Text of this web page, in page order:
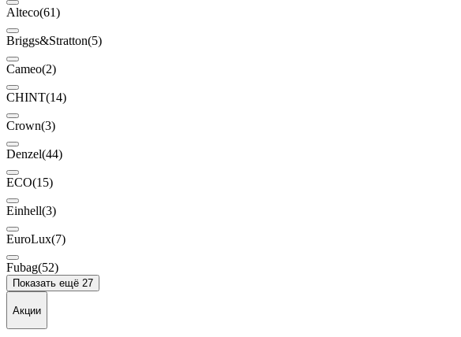
Alteco(61)
Briggs&Stratton(5)
Cameo(2)
CHINT(14)
Crown(3)
Denzel(44)
ECO(15)
Einhell(3)
EuroLux(7)
Fubag(52)
Показать ещё 27
Акции